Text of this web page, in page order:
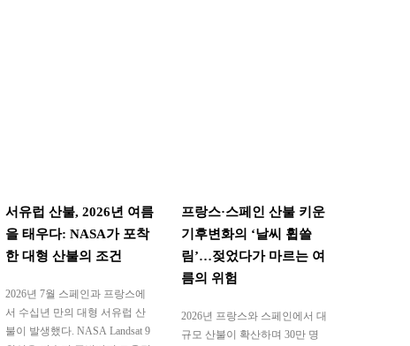
서유럽 산불, 2026년 여름
을 태우다: NASA가 포착
한 대형 산불의 조건
2026년 7월 스페인과 프랑스에
서 수십년 만의 대형 서유럽 산
불이 발생했다. NASA Landsat 9
프랑스·스페인 산불 키운
기후변화의 ‘날씨 휩쓸
림’…젖었다가 마르는 여
름의 위험
2026년 프랑스와 스페인에서 대
규모 산불이 확산하며 30만 명